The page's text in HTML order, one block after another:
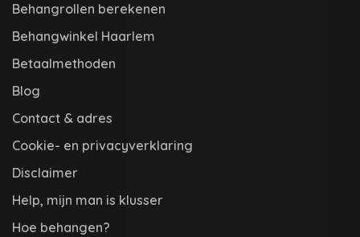
Behangrollen berekenen
Behangwinkel Haarlem
Betaalmethoden
Blog
Contact & adres
Cookie- en privacyverklaring
Disclaimer
Help, mijn man is klusser
Hoe behangen?